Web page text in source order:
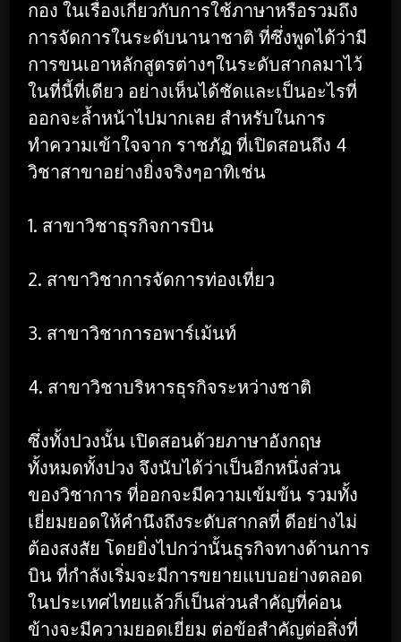
กอง ในเรื่องเกี่ยวกับการใช้ภาษาหรือรวมถึง
การจัดการในระดับนานาชาติ ที่ซึ่งพูดได้ว่ามี
การขนเอาหลักสูตรต่างๆในระดับสากลมาไว้
ในที่นี้ที่เดียว อย่างเห็นได้ชัดและเป็นอะไรที่
ออกจะล้ำหน้าไปมากเลย สำหรับในการ
ทำความเข้าใจจาก ราชภัฏ ที่เปิดสอนถึง 4
วิชาสาขาอย่างยิ่งจริงๆอาทิเช่น
1. สาขาวิชาธุรกิจการบิน
2. สาขาวิชาการจัดการท่องเที่ยว
3. สาขาวิชาการอพาร์เม้นท์
4. สาขาวิชาบริหารธุรกิจระหว่างชาติ
ซึ่งทั้งปวงนั้น เปิดสอนด้วยภาษาอังกฤษ
ทั้งหมดทั้งปวง จึงนับได้ว่าเป็นอีกหนึ่งส่วน
ของวิชาการ ที่ออกจะมีความเข้มข้น รวมทั้ง
เยี่ยมยอดให้คำนึงถึงระดับสากลที่ ดีอย่างไม่
ต้องสงสัย โดยยิ่งไปกว่านั้นธุรกิจทางด้านการ
บิน ที่กำลังเริ่มจะมีการขยายแบบอย่างตลอด
ในประเทศไทยแล้วก็เป็นส่วนสำคัญที่ค่อน
ข้างจะมีความยอดเยี่ยม ต่อข้อสำคัญต่อสิ่งที่